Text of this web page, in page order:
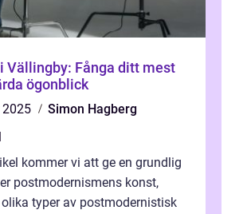
Vällingby: Fånga ditt mest
ögonblick
Simon Hagberg
kommer vi att ge en grundlig
postmodernismens konst,
olika typer av postmodernistisk